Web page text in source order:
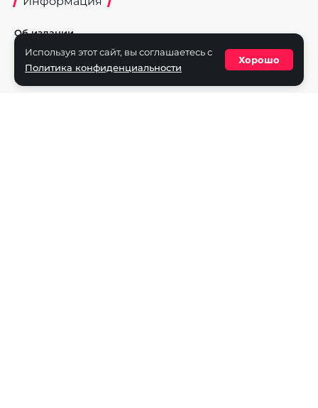
Об издании
Реклама на портале
Политика конфиденциальности
Используя этот сайт, вы соглашаетесь с
Политика конфиденциальности
Хорошо